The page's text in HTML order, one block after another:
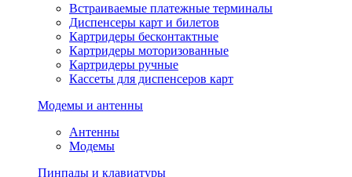
Встраиваемые платежные терминалы
Диспенсеры карт и билетов
Картридеры бесконтактные
Картридеры моторизованные
Картридеры ручные
Кассеты для диспенсеров карт
Модемы и антенны
Антенны
Модемы
Пинпады и клавиатуры